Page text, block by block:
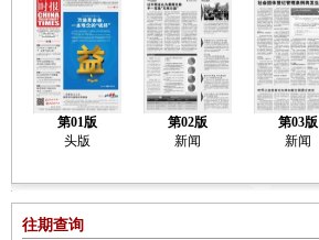
第01版
头版
第02版
新闻
第03版
新闻
往期查询